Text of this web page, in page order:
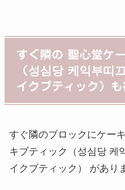
すぐ隣の 聖心堂ケ
（성심당 케익부띠
イクブティック）も
すぐ隣のブロックにケー
キブティック（성심당 케
イクブティック） があり